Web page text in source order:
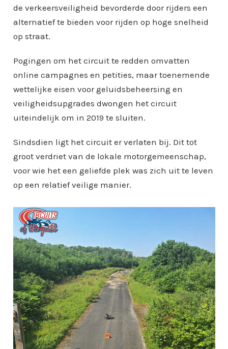
de verkeersveiligheid bevorderde door rijders een
alternatief te bieden voor rijden op hoge snelheid
op straat.
Pogingen om het circuit te redden omvatten
online campagnes en petities, maar toenemende
wettelijke eisen voor geluidsbeheersing en
veiligheidsupgrades dwongen het circuit
uiteindelijk om in 2019 te sluiten.
Sindsdien ligt het circuit er verlaten bij. Dit tot
groot verdriet van de lokale motorgemeenschap,
voor wie het een geliefde plek was zich uit te leven
op een relatief veilige manier.